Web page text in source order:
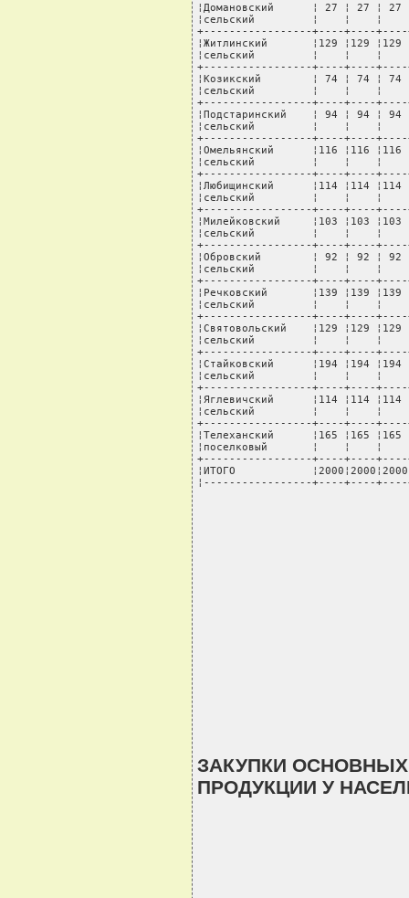
¦Домановский      ¦ 27 ¦ 27 ¦
¦сельский         ¦    ¦
+-----------------+----+----
¦Житлинский       ¦129 ¦129 ¦129
¦сельский         ¦    ¦
+-----------------+----+----
¦Козикский        ¦ 74 ¦ 74 ¦ 74
¦сельский         ¦    ¦
+-----------------+----+----
¦Подстаринский    ¦ 94 ¦ 94 ¦ 94
¦сельский         ¦    ¦
+-----------------+----+----
¦Омельянский      ¦116 ¦116 ¦116
¦сельский         ¦    ¦
+-----------------+----+----
¦Любищинский      ¦114 ¦114 ¦114
¦сельский         ¦    ¦
+-----------------+----+----
¦Милейковский     ¦103 ¦103 ¦103
¦сельский         ¦    ¦
+-----------------+----+----
¦Обровский        ¦ 92 ¦ 92 ¦ 92
¦сельский         ¦    ¦
+-----------------+----+----
¦Речковский       ¦139 ¦139 ¦139
¦сельский         ¦    ¦
+-----------------+----+----
¦Святовольский    ¦129 ¦129
¦сельский         ¦    ¦
+-----------------+----+----
¦Стайковский      ¦194 ¦194 ¦194
¦сельский         ¦    ¦
+-----------------+----+----
¦Яглевичский      ¦114 ¦114 ¦114
¦сельский         ¦    ¦
+-----------------+----+----
¦Телеханский      ¦165 ¦165 ¦165
¦поселковый       ¦    ¦
+-----------------+----+----
¦ИТОГО
¦-----------------+----+----
ЗАКУПКИ
ПРОДУКЦИИ У